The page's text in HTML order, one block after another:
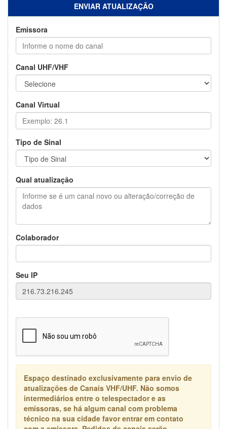
ENVIAR ATUALIZAÇÃO
Emissora
Canal UHF/VHF
Canal Virtual
Tipo de Sinal
Qual atualização
Colaborador
Seu IP
Espaço destinado exclusivamente para envio de
atualizações de Canais VHF/UHF. Não somos
intermediários entre o telespectador e as
emissoras, se há algum canal com problema
técnico na sua cidade favor entrar em contato